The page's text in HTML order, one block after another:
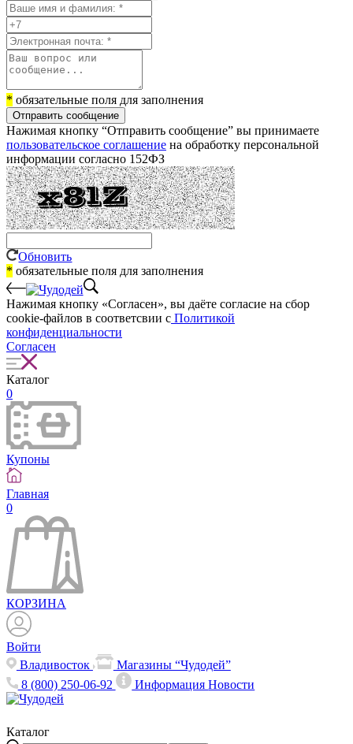
* обязательные поля для заполнения
Отправить сообщение
Нажимая кнопку “Отправить сообщение” вы принимаете
пользовательское соглашение на обработку персональной
информации согласно 152ФЗ
Обновить
* обязательные поля для заполнения
Нажимая кнопку «Согласен», вы даёте cогласие на сбор
cookie-файлов в соответсвии с Политикой
конфиденциальности
Согласен
Каталог
0
Купоны
Главная
0
КОРЗИНА
Войти
Владивосток
Магазины “Чудодей”
8 (800) 250-06-92
ИнформацияНовости
Каталог